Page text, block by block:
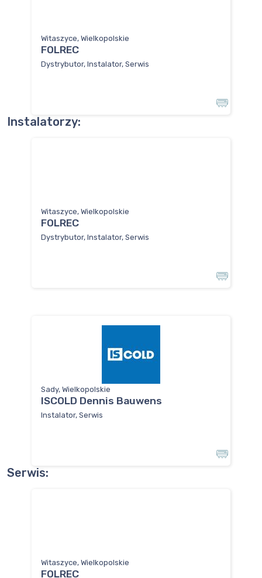
Witaszyce, Wielkopolskie
FOLREC
Dystrybutor, Instalator, Serwis
Instalatorzy:
Witaszyce, Wielkopolskie
FOLREC
Dystrybutor, Instalator, Serwis
Sady, Wielkopolskie
ISCOLD Dennis Bauwens
Instalator, Serwis
Serwis:
Witaszyce, Wielkopolskie
FOLREC